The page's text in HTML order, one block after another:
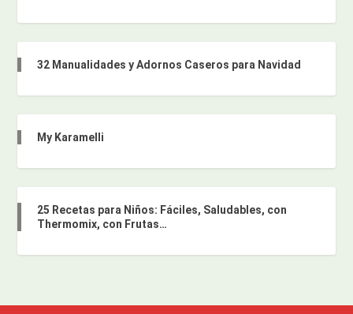
32 Manualidades y Adornos Caseros para Navidad
My Karamelli
25 Recetas para Niños: Fáciles, Saludables, con
Thermomix, con Frutas…